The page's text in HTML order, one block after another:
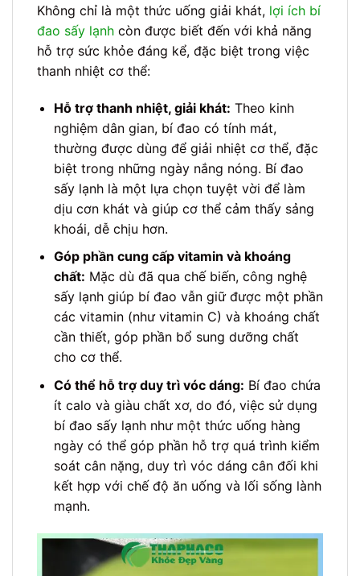
Không chỉ là một thức uống giải khát, lợi ích bí
đao sấy lạnh còn được biết đến với khả năng
hỗ trợ sức khỏe đáng kể, đặc biệt trong việc
thanh nhiệt cơ thể:
Hỗ trợ thanh nhiệt, giải khát: Theo kinh
nghiệm dân gian, bí đao có tính mát,
thường được dùng để giải nhiệt cơ thể, đặc
biệt trong những ngày nắng nóng. Bí đao
sấy lạnh là một lựa chọn tuyệt vời để làm
dịu cơn khát và giúp cơ thể cảm thấy sảng
khoái, dễ chịu hơn.
Góp phần cung cấp vitamin và khoáng
chất: Mặc dù đã qua chế biến, công nghệ
sấy lạnh giúp bí đao vẫn giữ được một phần
các vitamin (như vitamin C) và khoáng chất
cần thiết, góp phần bổ sung dưỡng chất
cho cơ thể.
Có thể hỗ trợ duy trì vóc dáng: Bí đao chứa
ít calo và giàu chất xơ, do đó, việc sử dụng
bí đao sấy lạnh như một thức uống hàng
ngày có thể góp phần hỗ trợ quá trình kiểm
soát cân nặng, duy trì vóc dáng cân đối khi
kết hợp với chế độ ăn uống và lối sống lành
mạnh.